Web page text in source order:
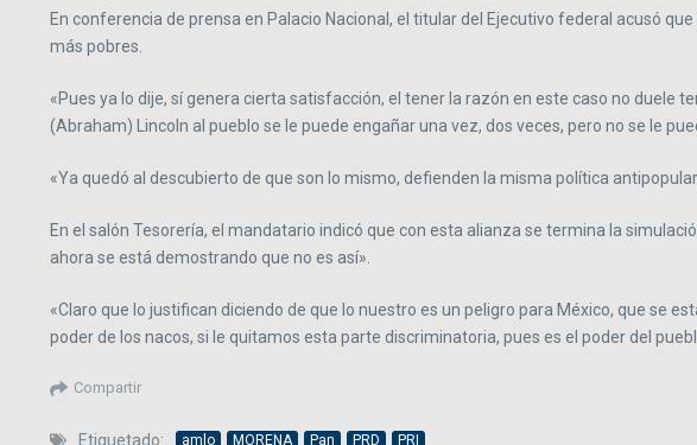
En conferencia de prensa en Palacio Nacional, el titular del Ejecutivo federal acusó
más pobres.
«Pues ya lo dije, sí genera cierta satisfacción, el tener la razón en este caso no
(Abraham) Lincoln al pueblo se le puede engañar una vez, dos veces, pero no se le
«Ya quedó al descubierto de que son lo mismo, defienden la misma política
En el salón Tesorería, el mandatario indicó que con esta alianza se termina la
ahora se está demostrando que no es así».
«Claro que lo justifican diciendo de que lo nuestro es un peligro para México, que se
poder de los nacos, si le quitamos esta parte discriminatoria, pues es el poder del
Compartir
Etiquetado: amlo MORENA Pan PRD PRI